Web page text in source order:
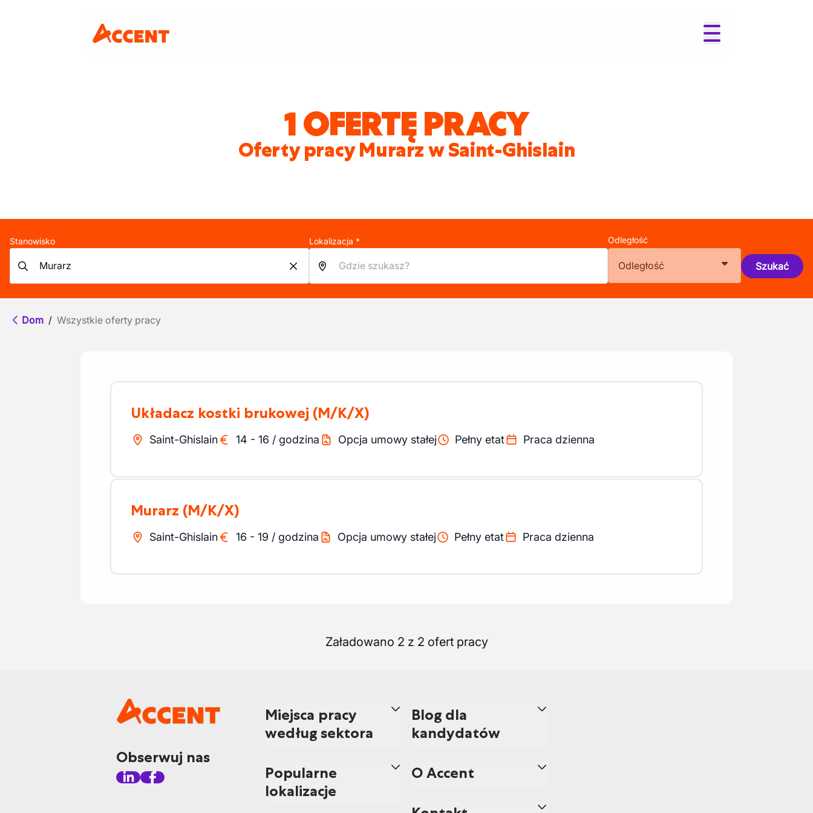
1 OFERTĘ PRACY
Oferty pracy Murarz w Saint-Ghislain
Stanowisko Lokalizacja * Odległość
Odległość Szukać
Dom / Wszystkie oferty pracy
Układacz kostki brukowej (M/K/X)
Saint-Ghislain 14 - 16 / godzina Opcja umowy stałej Pełny etat Praca dzienna
Murarz (M/K/X)
Saint-Ghislain 16 - 19 / godzina Opcja umowy stałej Pełny etat Praca dzienna
Załadowano 2 z 2 ofert pracy
Obserwuj nas
Miejsca pracy
według sektora
Popularne
lokalizacje
Blog dla
kandydatów
O Accent